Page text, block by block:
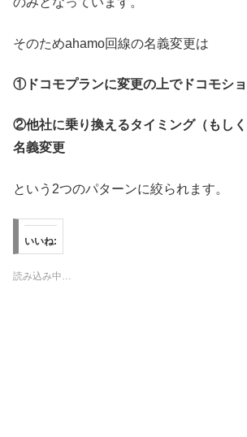
そのためahamo回線の名義変更は
①ドコモプランに変更の上でドコモシ
②他社に乗り換えるタイミング（もし
名義変更
という2つのパターンに絞られます。
いいね:
読み込み中…